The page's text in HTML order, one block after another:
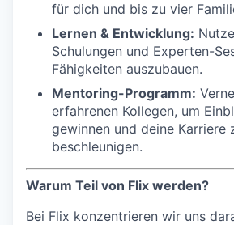
für dich und bis zu vier
Lernen & Entwicklung:
Schulungen und Experten-
Fähigkeiten auszubauen.
Mentoring-Programm:
erfahrenen Kollegen, um
gewinnen und deine Karriere
beschleunigen.
Warum Teil von Flix werden?
Bei Flix konzentrieren wir uns